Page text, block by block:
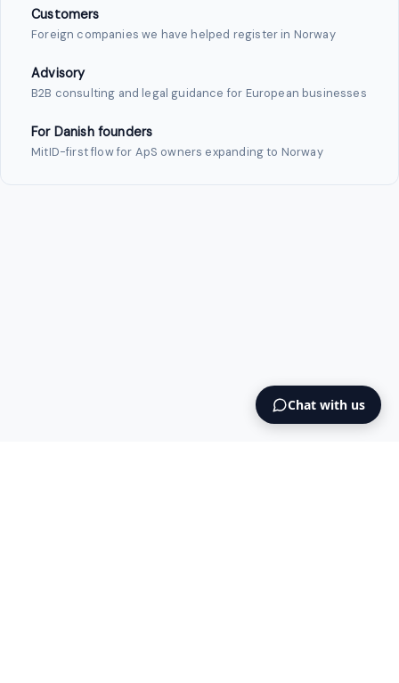
Customers
Foreign companies we have helped register in Norway
Advisory
B2B consulting and legal guidance for European businesses
For Danish founders
MitID-first flow for ApS owners expanding to Norway
Chat with us